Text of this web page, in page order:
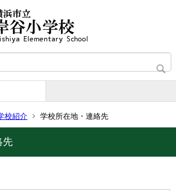
校紹介 学校所在地・連絡先
先